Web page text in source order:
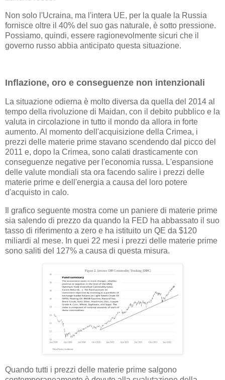
Non solo l'Ucraina, ma l'intera UE, per la quale la Russia
fornisce oltre il 40% del suo gas naturale, è sotto pressione.
Possiamo, quindi, essere ragionevolmente sicuri che il
governo russo abbia anticipato questa situazione.
Inflazione, oro e conseguenze non intenzionali
La situazione odierna è molto diversa da quella del 2014 al
tempo della rivoluzione di Maidan, con il debito pubblico e la
valuta in circolazione in tutto il mondo da allora in forte
aumento. Al momento dell'acquisizione della Crimea, i
prezzi delle materie prime stavano scendendo dal picco del
2011 e, dopo la Crimea, sono calati drasticamente con
conseguenze negative per l'economia russa. L'espansione
delle valute mondiali sta ora facendo salire i prezzi delle
materie prime e dell'energia a causa del loro potere
d'acquisto in calo.
Il grafico seguente mostra come un paniere di materie prime
sia salendo di prezzo da quando la FED ha abbassato il suo
tasso di riferimento a zero e ha istituito un QE da $120
miliardi al mese. In quei 22 mesi i prezzi delle materie prime
sono saliti del 127% a causa di questa misura.
Quando tutti i prezzi delle materie prime salgono